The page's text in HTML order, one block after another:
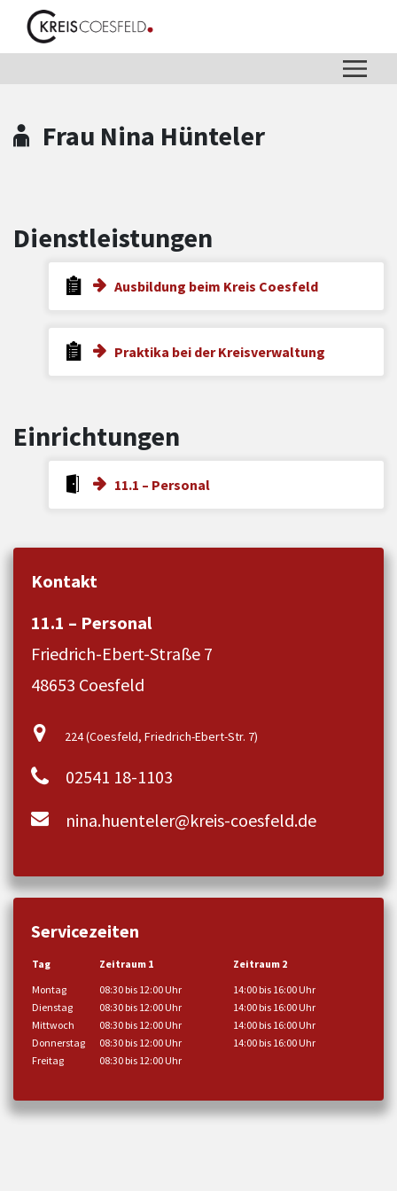
Zum Header
Zum Hauptinhalt
Zum Footer
Zum Hauptinhalt springen
Frau Nina Hünteler
Dienstleistungen
Ausbildung beim Kreis Coesfeld
Praktika bei der Kreisverwaltung
Einrichtungen
11.1 – Personal
Kontakt
11.1 – Personal
Friedrich-Ebert-Straße 7
48653 Coesfeld
224 (Coesfeld, Friedrich-Ebert-Str. 7)
02541 18-1103
nina.huenteler@kreis-coesfeld.de
Servicezeiten
Tag Zeitraum 1
Zeitraum 2
Montag
08:30 bis 12:00 Uhr
14:00 bis 16:00 Uhr
Dienstag
08:30 bis 12:00 Uhr
14:00 bis 16:00 Uhr
Mittwoch
08:30 bis 12:00 Uhr
14:00 bis 16:00 Uhr
Donnerstag
08:30 bis 12:00 Uhr
14:00 bis 16:00 Uhr
Freitag
08:30 bis 12:00 Uhr